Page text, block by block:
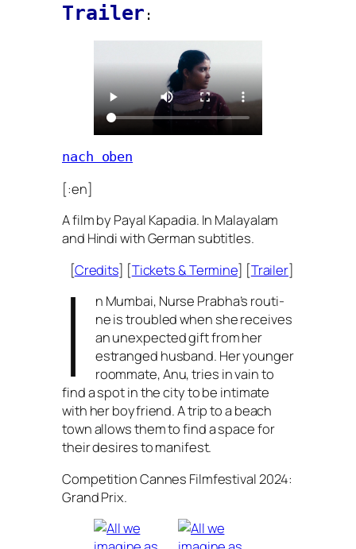
Trailer :
nach oben
[:en]
A film by Payal Kapadia. In Malayalam
and Hindi with German subtitles.
[Credits] [Tickets&Termine] [Trailer]
I
n Mumbai, Nurse Prabha’s rou­ti­
ne is trou­bled when she recei­ves
an unex­pec­ted gift from her
estran­ged hus­band. Her youn­ger
room­ma­te, Anu, tri­es in vain to
find a spot in the city to be inti­ma­te
with her boy­fri­end. A trip to a beach
town allows them to find a space for
their desi­res to manifest.
Competition Cannes Filmfestival 2024:
Grand Prix.